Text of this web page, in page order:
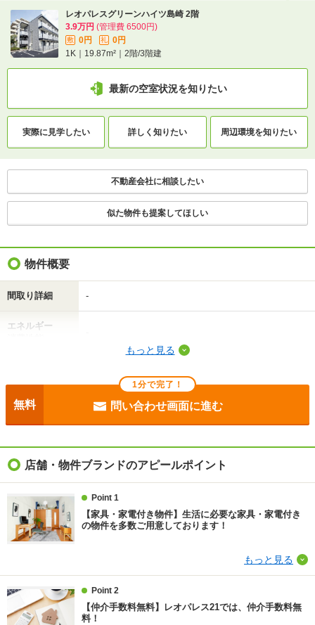
この物件にお問い合わせ
レオパレスグリーンハイツ島崎 2階
0円 礼
0円
1K｜19.87m²｜2階/3階建
最新の空室状況を知りたい
詳しく知りたい
間取りや設備を
不動産会社に相談したい
レオパレスグリーンハイツ島崎 2階
3.9万円 (管理費 6500円)
敷 0円 礼
0円
1K｜19.87m²｜2階/3階建
最新の空室状況を知りたい
実際に見学したい 詳しく知りたい 周辺環境を知りたい
不動産会社に相談したい
似た物件も提案してほしい
物件概要
間取り詳細 -
エネルギー
目安光熱費
入居 即
損保 要
0～120％で変動有）※記載金額は120％の場合
ほか初期費用
合計8.67万円（内訳：退去時清掃費52250円、鍵交換
費16500円、抗菌施工（任意）18040円（税込））
もっと見る
1分で完了！
無料 問い合わせ画面に進む
店舗・物件ブランドのアピールポイント
Point 1
【家具・家電付き物件】生活に必要な家具・家電付き
の物件を多数ご用意しております！
もっと見る
Point 2
【仲介手数料無料】レオパレス21では、仲介手数料無
料！